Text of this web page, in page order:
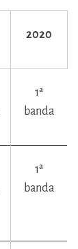
2020
1ª
banda
1ª
banda